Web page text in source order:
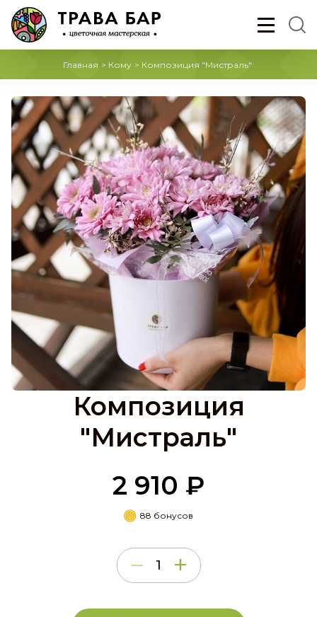
Главная > Кому > Композиция "Мистраль"
Композиция
"Мистраль"
2 910 ₽
88 бонусов